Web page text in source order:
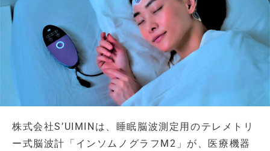
株式会社S’UIMINは、睡眠脳波測定用のテレメトリ
ー式脳波計「インソムノグラフM2」が、医療機器